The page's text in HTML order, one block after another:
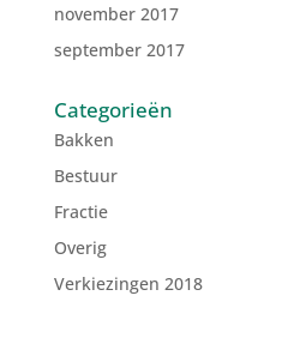
november 2017
september 2017
Categorieën
Bakken
Bestuur
Fractie
Overig
Verkiezingen 2018